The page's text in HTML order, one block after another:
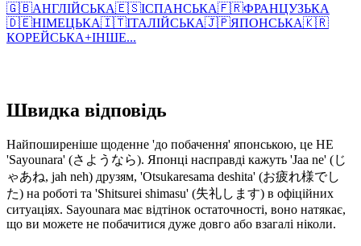
🇬🇧АНГЛІЙСЬКА🇪🇸ІСПАНСЬКА🇫🇷ФРАНЦУЗЬКА
🇩🇪НІМЕЦЬКА🇮🇹ІТАЛІЙСЬКА🇯🇵ЯПОНСЬКА🇰🇷
КОРЕЙСЬКА+ІНШЕ...
Швидка відповідь
Найпоширеніше щоденне 'до побачення' японською, це НЕ
'Sayounara' (さようなら). Японці насправді кажуть 'Jaa ne' (じ
ゃあね, jah neh) друзям, 'Otsukaresama deshita' (お疲れ様でし
た) на роботі та 'Shitsurei shimasu' (失礼します) в офіційних
ситуаціях. Sayounara має відтінок остаточності, воно натякає,
що ви можете не побачитися дуже довго або взагалі ніколи.